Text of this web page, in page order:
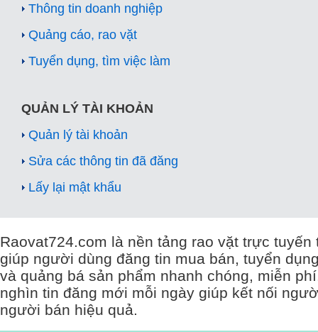
Thông tin doanh nghiệp
Quảng cáo, rao vặt
Tuyển dụng, tìm việc làm
QUẢN LÝ TÀI KHOẢN
Quản lý tài khoản
Sửa các thông tin đã đăng
Lấy lại mật khẩu
Raovat724.com là nền tảng rao vặt trực tuyến
giúp người dùng đăng tin mua bán, tuyển
và quảng bá sản phẩm nhanh chóng, miễn
nghìn tin đăng mới mỗi ngày giúp kết nối
người bán hiệu quả.